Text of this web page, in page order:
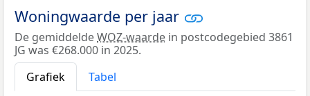
Woningwaarde per jaar
De gemiddeldeWOZ-waarde in postcodegebied 3861
JG was €268.000 in 2025.
Grafiek
Tabel